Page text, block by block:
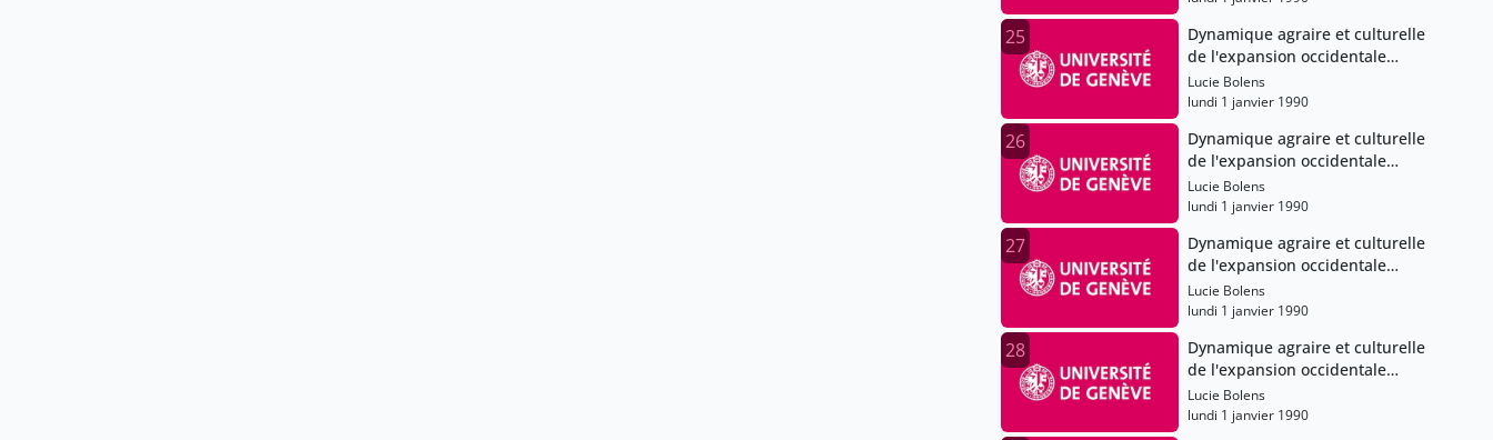
25
Dynamique agraire et culturelle
de l'expansion occidentale
(Angleterre), XIe-XVe siècles
Lucie Bolens
lundi 1 janvier 1990
26
Dynamique agraire et culturelle
de l'expansion occidentale
(Angleterre), XIe-XVe siècles
Lucie Bolens
lundi 1 janvier 1990
27
Dynamique agraire et culturelle
de l'expansion occidentale
(Angleterre), XIe-XVe siècles
Lucie Bolens
lundi 1 janvier 1990
28
Dynamique agraire et culturelle
de l'expansion occidentale
(Angleterre), XIe-XVe siècles
Lucie Bolens
lundi 1 janvier 1990